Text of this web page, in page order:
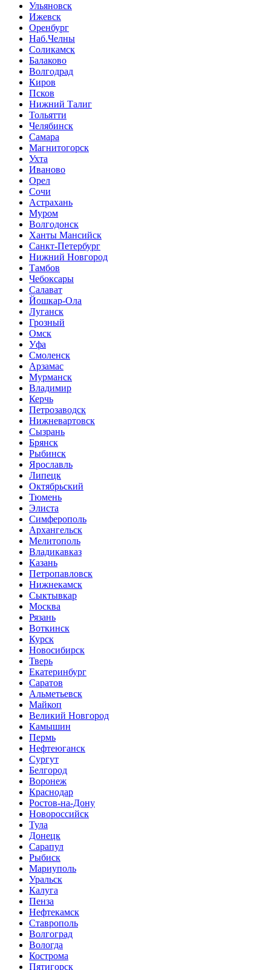
Ульяновск
Ижевск
Оренбург
Наб.Челны
Соликамск
Балаково
Волгодрад
Киров
Псков
Нижний Талиг
Тольятти
Челябинск
Самара
Магнитогорск
Ухта
Иваново
Орел
Сочи
Астрахань
Муром
Волгодонск
Ханты Мансийск
Санкт-Петербург
Нижний Новгород
Тамбов
Чебоксары
Салават
Йошкар-Ола
Луганск
Грозный
Омск
Уфа
Смоленск
Арзамас
Мурманск
Владимир
Керчь
Петрозаводск
Нижневартовск
Сызрань
Брянск
Рыбинск
Ярославль
Липецк
Октябрьский
Тюмень
Элиста
Симферополь
Архангельск
Мелитополь
Владикавказ
Казань
Петропавловск
Нижнекамск
Сыктывкар
Москва
Рязань
Воткинск
Курск
Новосибирск
Тверь
Екатеринбург
Саратов
Альметьевск
Майкоп
Великий Новгород
Камышин
Пермь
Нефтеюганск
Сургут
Белгород
Воронеж
Краснодар
Ростов-на-Дону
Новороссийск
Тула
Донецк
Сарапул
Рыбиск
Мариуполь
Уральск
Калуга
Пенза
Нефтекамск
Ставрополь
Волгоград
Вологда
Кострома
Пятигорск